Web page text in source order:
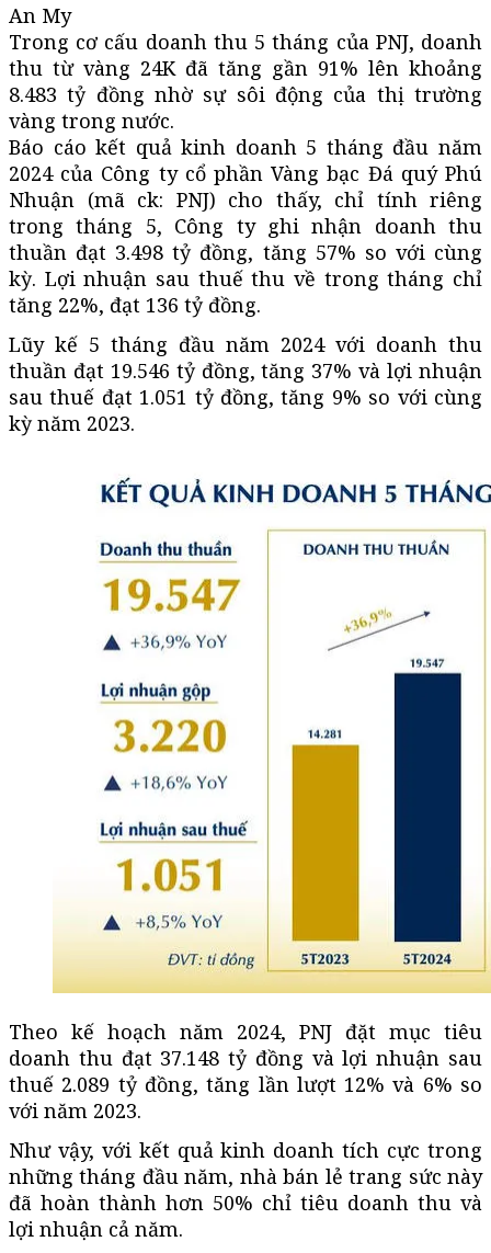
An My
Trong cơ cấu doanh thu 5 tháng của PNJ, doanh
thu từ vàng 24K đã tăng gần 91% lên khoảng
8.483 tỷ đồng nhờ sự sôi động của thị trường
vàng trong nước.
Báo cáo kết quả kinh doanh 5 tháng đầu năm
2024 của Công ty cổ phần Vàng bạc Đá quý Phú
Nhuận (mã ck: PNJ) cho thấy, chỉ tính riêng
trong tháng 5, Công ty ghi nhận doanh thu
thuần đạt 3.498 tỷ đồng, tăng 57% so với cùng
kỳ. Lợi nhuận sau thuế thu về trong tháng chỉ
tăng 22%, đạt 136 tỷ đồng.
Lũy kế 5 tháng đầu năm 2024 với doanh thu
thuần đạt 19.546 tỷ đồng, tăng 37% và lợi nhuận
sau thuế đạt 1.051 tỷ đồng, tăng 9% so với cùng
kỳ năm 2023.
Theo kế hoạch năm 2024, PNJ đặt mục tiêu
doanh thu đạt 37.148 tỷ đồng và lợi nhuận sau
thuế 2.089 tỷ đồng, tăng lần lượt 12% và 6% so
với năm 2023.
Như vậy, với kết quả kinh doanh tích cực trong
những tháng đầu năm, nhà bán lẻ trang sức này
đã hoàn thành hơn 50% chỉ tiêu doanh thu và
lợi nhuận cả năm.